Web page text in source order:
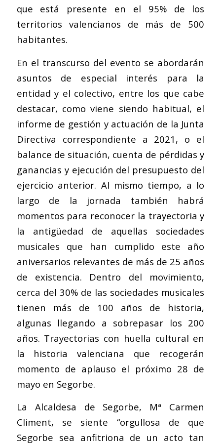
que está presente en el 95% de los
territorios valencianos de más de 500
habitantes.
En el transcurso del evento se abordarán
asuntos de especial interés para la
entidad y el colectivo, entre los que cabe
destacar, como viene siendo habitual, el
informe de gestión y actuación de la Junta
Directiva correspondiente a 2021, o el
balance de situación, cuenta de pérdidas y
ganancias y ejecución del presupuesto del
ejercicio anterior. Al mismo tiempo, a lo
largo de la jornada también habrá
momentos para reconocer la trayectoria y
la antigüedad de aquellas sociedades
musicales que han cumplido este año
aniversarios relevantes de más de 25 años
de existencia. Dentro del movimiento,
cerca del 30% de las sociedades musicales
tienen más de 100 años de historia,
algunas llegando a sobrepasar los 200
años. Trayectorias con huella cultural en
la historia valenciana que recogerán
momento de aplauso el próximo 28 de
mayo en Segorbe.
La Alcaldesa de Segorbe, Mª Carmen
Climent, se siente “orgullosa de que
Segorbe sea anfitriona de un acto tan